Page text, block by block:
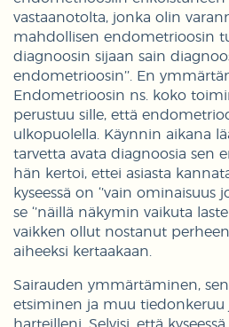
vastaanotolta, jonka olin
mahdollisen endometrioosin
diagnoosin sijaan sain
endometrioosin’’. En
Endometrioosin ns. koko
perustuu sille, että
ulkopuolella. Käynnin aikana
tarvetta avata diagnoosia sen
hän kertoi, ettei asiasta
kyseessä on ‘’vain ominaisuus
se ‘’näillä näkymin vaikuta
vaikken ollut nostanut
aiheeksi kertaakaan.
Sairauden ymmärtäminen,
etsiminen ja muu